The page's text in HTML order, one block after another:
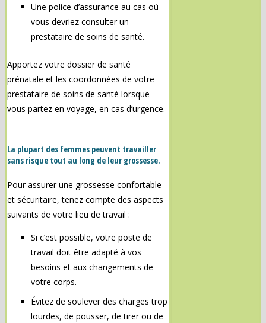
Une police d’assurance au cas où
vous devriez consulter un
prestataire de soins de santé.
Apportez votre dossier de santé
prénatale et les coordonnées de votre
prestataire de soins de santé lorsque
vous partez en voyage, en cas d’urgence.
La plupart des femmes peuvent travailler
sans risque tout au long de leur grossesse.
Pour assurer une grossesse confortable
et sécuritaire, tenez compte des aspects
suivants de votre lieu de travail :
Si c’est possible, votre poste de
travail doit être adapté à vos
besoins et aux changements de
votre corps.
Évitez de soulever des charges trop
lourdes, de pousser, de tirer ou de